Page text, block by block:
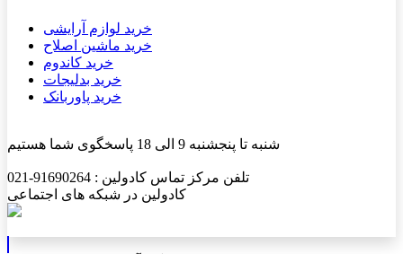
خرید لوازم آرایشی
خرید ماشین اصلاح
خرید کاندوم
خرید بدلیجات
خرید پاوربانک
شنبه تا پنجشنبه 9 الی 18 پاسخگوی شما هستیم
تلفن مرکز تماس کادولین : 91690264-021
کادولین در شبکه های اجتماعی